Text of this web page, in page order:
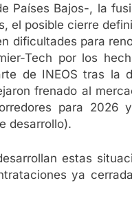
Países Bajos-, la
el posible cierre
dificultades para
Tech por los
de INEOS tras la
frenado al
para 2026
desarrollo).
estas
ya